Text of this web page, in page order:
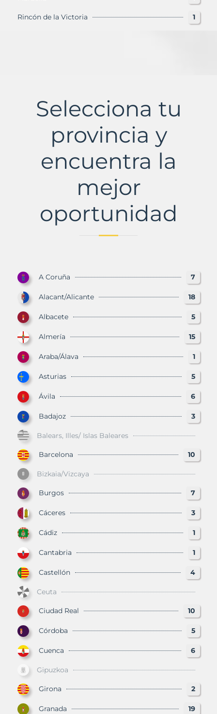
Rincón de la Victoria 1
Selecciona tu
provincia y
encuentra la
mejor
oportunidad
A Coruña 7
Alacant/Alicante 18
Albacete 5
Almería 15
Araba/Álava 1
Asturias 5
Ávila 6
Badajoz 3
Balears, Illes/ Islas Baleares
Barcelona 10
Bizkaia/Vizcaya
Burgos 7
Cáceres 3
Cádiz 1
Cantabria 1
Castellón 4
Ceuta
Ciudad Real 10
Córdoba 5
Cuenca 6
Gipuzkoa
Girona 2
Granada 19